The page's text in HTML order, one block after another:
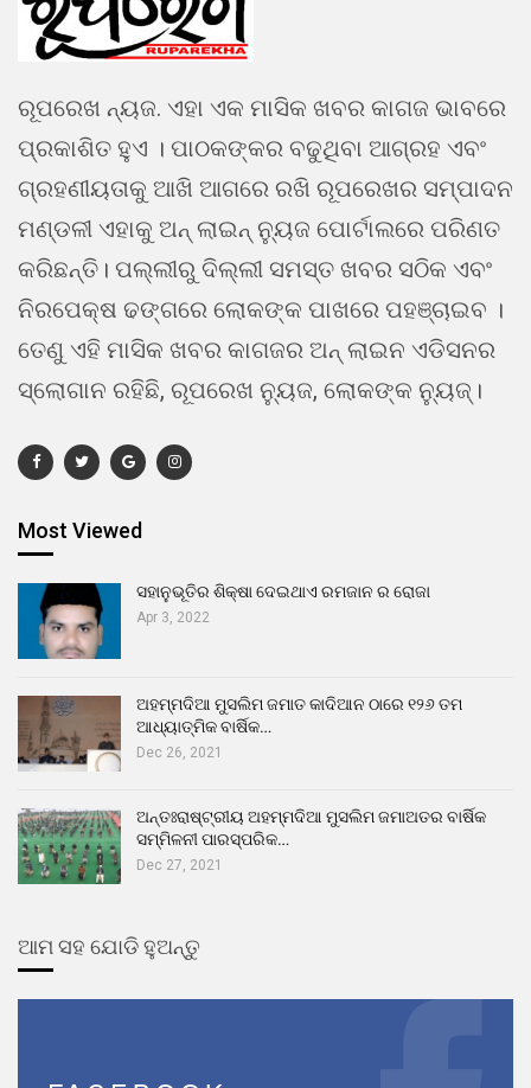
ରୂପରେଖ ନ୍ୟଜ. ଏହା ଏକ ମାସିକ ଖବର କାଗଜ ଭାବରେ
ପ୍ରକାଶିତ ହୁଏ । ପାଠକଙ୍କର ବଢୁଥିବା ଆଗ୍ରହ ଏବଂ
ଗ୍ରହଣୀୟତାକୁ ଆଖି ଆଗରେ ରଖି ରୂପରେଖର ସମ୍ପାଦନ
ମଣ୍ଡଳୀ ଏହାକୁ ଅନ୍ ଲାଇନ୍ ନ୍ୟୁଜ ପୋର୍ଟାଲରେ ପରିଣତ
କରିଛନ୍ତି। ପଲ୍ଲୀରୁ ଦିଲ୍ଲୀ ସମସ୍ତ ଖବର ସଠିକ ଏବଂ
ନିରପେକ୍ଷ ଢଙ୍ଗରେ ଲୋକଙ୍କ ପାଖରେ ପହଞ୍ଚାଇବ ।
ତେଣୁ ଏହି ମାସିକ ଖବର କାଗଜର ଅନ୍ ଲାଇନ ଏଡିସନର
ସ୍ଲୋଗାନ ରହିଛି, ରୂପରେଖ ନ୍ୟୁଜ, ଲୋକଙ୍କ ନ୍ୟୁଜ୍।
Most Viewed
ସହାନୁଭୂତିର ଶିକ୍ଷା ଦେଇଥାଏ ରମଜାନ ର ରୋଜା
Apr 3, 2022
ଅହମ୍ମଦିଆ ମୁସଲିମ ଜମାତ କାଦିଆନ ଠାରେ ୧୨୬ ତମ
ଆଧ୍ୟାତ୍ମିକ ବାର୍ଷିକ…
Dec 26, 2021
ଅନ୍ତଃରାଷ୍ଟ୍ରୀୟ ଅହମ୍ମଦିଆ ମୁସଲିମ ଜମାଅତର ବାର୍ଷିକ
ସମ୍ମିଳନୀ ପାରସ୍ପରିକ…
Dec 27, 2021
ଆମ ସହ ଯୋଡି ହୁଅନ୍ତୁ